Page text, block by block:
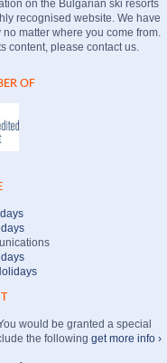
on the Bulgarian ski resorts
recognised website. We have
matter where you come from.
content, please contact us.
OF
would be granted a special
the following get more info ›